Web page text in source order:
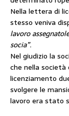
Nella lettera di
stesso veniva
lavoro
socia”.
Nel giudizio la
che nella
licenziamento
svolgere le
lavoro era stato